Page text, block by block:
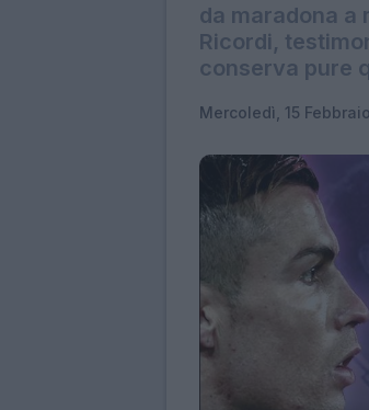
da maradona a
Ricordi,
conserva pure
Mercoledì, 15